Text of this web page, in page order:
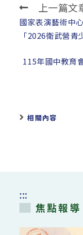
Read
more
articles
上一篇文
國家表演藝術中
「2026衛武營青
115年國中教育
相關內容
:::
焦點報導